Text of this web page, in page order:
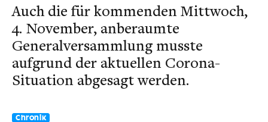
Auch die für kommenden Mittwoch,
4. November, anberaumte
Generalversammlung musste
aufgrund der aktuellen Corona-
Situation abgesagt werden.
Chronik